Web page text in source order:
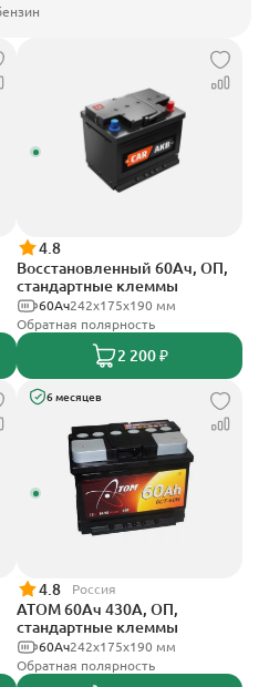
4.8
Восстановленный 60Ач, ОП,
стандартные клеммы
242х175х190 мм
60Ач
Обратная полярность
2 200 ₽
6 месяцев
4.8 Россия
АТОМ 60Ач 430А, ОП,
стандартные клеммы
242х175х190 мм
60Ач
Обратная полярность